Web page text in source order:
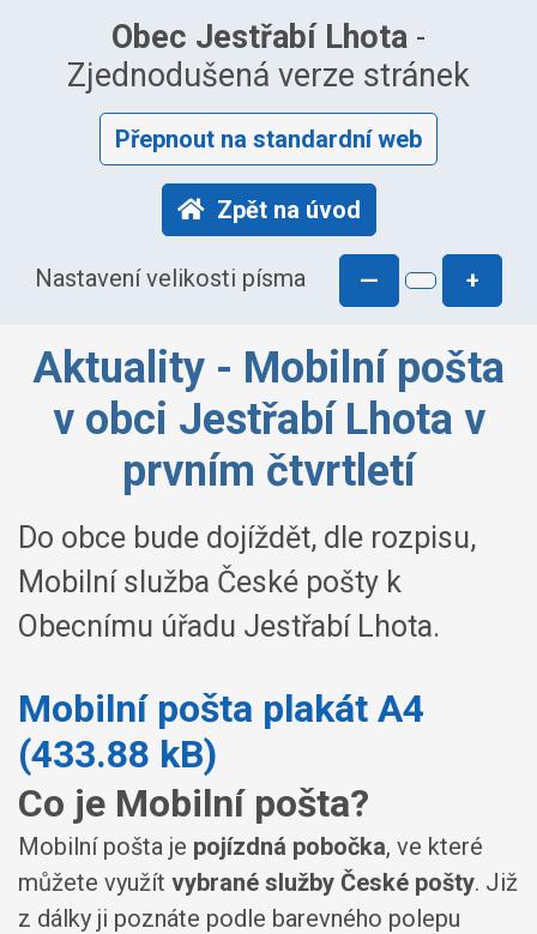
Obec Jestřabí Lhota -
Zjednodušená verze stránek
Přepnout na standardní web
Zpět na úvod
Nastavení velikosti písma — +
Aktuality - Mobilní pošta
v obci Jestřabí Lhota v
prvním čtvrtletí
Do obce bude dojíždět, dle rozpisu,
Mobilní služba České pošty k
Obecnímu úřadu Jestřabí Lhota.
Mobilní pošta plakát A4
(433.88 kB)
Co je Mobilní pošta?
Mobilní pošta je pojízdná pobočka, ve které
můžete využít vybrané služby České pošty. Již
z dálky ji poznáte podle barevného polepu